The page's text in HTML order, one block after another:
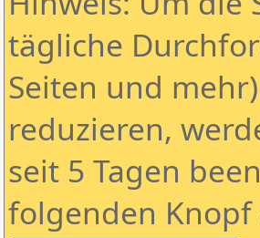
tägliche
Seiten und
reduzieren,
seit 5 Tagen
folgenden